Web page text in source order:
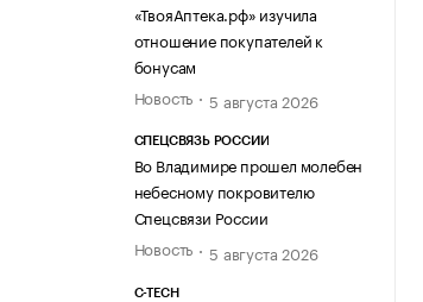
«ТвояАптека.рф» изучила
отношение покупателей к
бонусам
Новость
5 августа 2026
СПЕЦСВЯЗЬ РОССИИ
Во Владимире прошел молебен
небесному покровителю
Спецсвязи России
Новость
5 августа 2026
C-TECH